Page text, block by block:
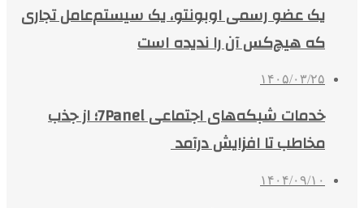
یک عضو رسمی اوبونتو، یک سیستم‌عامل تجاری
که هیچ‌کس آن را ندیده است
۱۴۰۵/۰۳/۲۵
خدمات شبکه‌های اجتماعی 7Panel؛ از جذب
مخاطب تا افزایش درآمد
۱۴۰۴/۰۹/۱۰